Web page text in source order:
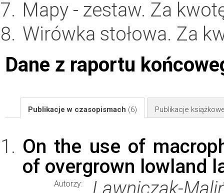
Mapy - zestaw. Za
Wirówka stołowa. Za
Dane z raportu
Publikacje w czasopismach (6) Publikacje
On the use of
of overgrown lowland
Autorzy: Lawniczak-